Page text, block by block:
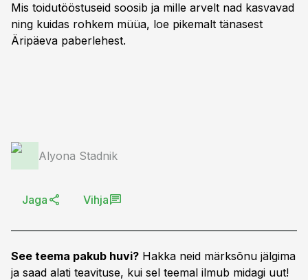
Mis toidutööstuseid soosib ja mille arvelt nad kasvavad
ning kuidas rohkem müüa, loe pikemalt tänasest
Äripäeva paberlehest.
Alyona Stadnik
Jaga Vihja
See teema pakub huvi? Hakka neid märksõnu jälgima
ja saad alati teavituse, kui sel teemal ilmub midagi uut!